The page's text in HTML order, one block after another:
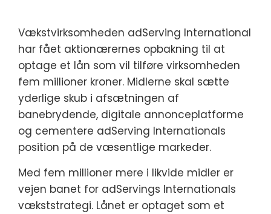
Vækstvirksomheden adServing International
har fået aktionærernes opbakning til at
optage et lån som vil tilføre virksomheden
fem millioner kroner. Midlerne skal sætte
yderlige skub i afsætningen af
banebrydende, digitale annonceplatforme
og cementere adServing Internationals
position på de væsentlige markeder.
Med fem millioner mere i likvide midler er
vejen banet for adServings Internationals
vækststrategi. Lånet er optaget som et